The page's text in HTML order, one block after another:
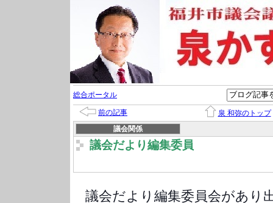
総合ポータル
前の記事
泉 和弥のトップ
議会関係
議会だより編集委員
議会だより編集委員会があり